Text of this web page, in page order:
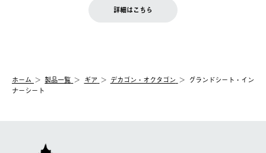
【配送業者】
佐川急便にて配送されます。
お客様都合の返品にかかる送料は、お客様ご負担とさせていただ
む）は受け付けておりません。
一度お手元の商品を返品いただき、ご希望商品を再注文してくだ
LOGOS FAMILY会員の方は、会員マイページ内 購入履歴画面に
詳細はこちら
ホーム 製品一覧 ギア デカゴン・オクタゴン
グランドシート・イン
ナーシート